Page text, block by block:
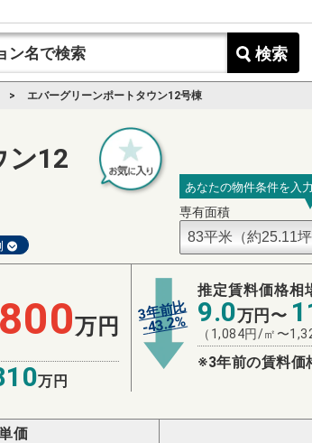
検索
エバーグリーンポートタウン12号棟
ン12
あなたの物件条件を入
専有面積
万円
万円
3年前比
-43.2%
推定賃料価格相
9.0万円〜
（ 1,084円/㎡〜
※3年前の賃料価
価